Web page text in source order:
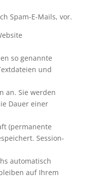
Spam-E-Mails, vor.
so genannte
und
an. Sie werden
Dauer einer
(permanente
Session-
automatisch
auf Ihrem